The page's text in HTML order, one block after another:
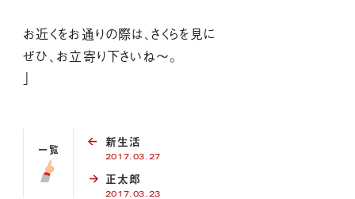
お近くをお通りの際は、さくらを見に
ぜひ、お立寄り下さいね～。
」
一覧 新生活
2017.03.27
正太郎
2017.03.23